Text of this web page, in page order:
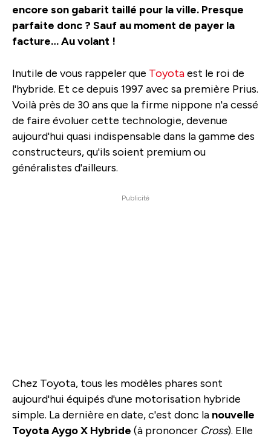
encore son gabarit taillé pour la ville. Presque
parfaite donc ? Sauf au moment de payer la
facture… Au volant !
Inutile de vous rappeler que Toyotaest le roi de
l'hybride. Et ce depuis 1997 avec sa première Prius.
Voilà près de 30 ans que la firme nippone n'a cessé
de faire évoluer cette technologie, devenue
aujourd'hui quasi indispensable dans la gamme des
constructeurs, qu'ils soient premium ou
généralistes d'ailleurs.
Publicité
Chez Toyota, tous les modèles phares sont
aujourd'hui équipés d'une motorisation hybride
simple. La dernière en date, c'est donc la nouvelle
Toyota Aygo X Hybride (à prononcer Cross). Elle